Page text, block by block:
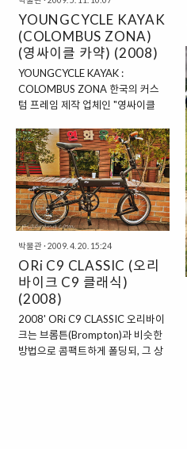
YOUNGCYCLE KAYAK
(COLOMBUS ZONA)
(영싸이클 카약) (2008)
YOUNGCYCLE KAYAK :
COLOMBUS ZONA 한국의 커스
텀 프레임 제작 업체인 "영싸이클
KAYAK(카약, Korea Ace
Youngcycle Art Kollege)의 제품
으로서 크로몰리 튜브
'COLUMBUS ZONA(콜럼버스 조
나)'을 이용해 빌딩을 한 러그 방식
의 프레임이다. 요즘 시대에는 많은
이들이 카본 소재로 만들어진 프레
임을 선호하는 추세이지만, 클래식
한 멋을 추구하는 일부 매니아층들
은 아직도 얇고 가늘며 특유의 낭창
거림 도로에 쫙 붙는 승차감을 느낄
다. 그중 영사이클의 KAYAK(카약)
은 MADE IN KOREA, 핸드메이드
그리고 라이더의 신체치수의 맞게
박물관· 2009. 4. 20. 15:24
ORi C9 CLASSIC (오리
바이크 C9 클래식)
(2008)
2008' ORi C9 CLASSIC 오리바이
크는 브롬튼(Brompton)과 비슷한
방법으로 콤팩트하게 폴딩되, 그 상